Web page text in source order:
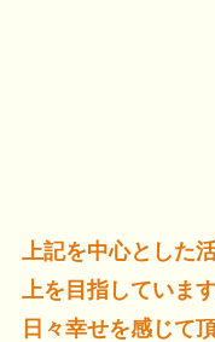
上記を中心とした
上を目指しています
日々幸せを感じて